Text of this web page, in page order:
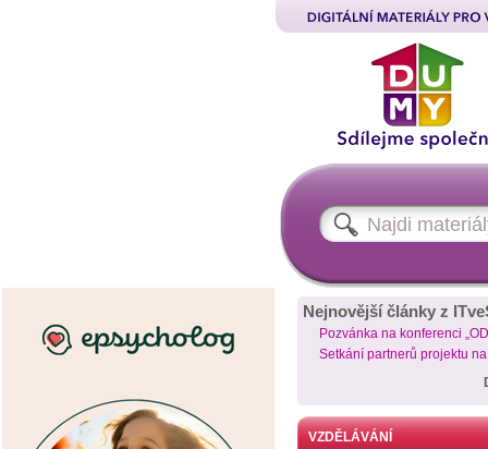
Nejnovější články z
Pozvánka na konferenci
Setkání partnerů projektu
VZDĚLÁVÁNÍ